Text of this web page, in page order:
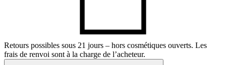
Retours possibles sous 21 jours – hors cosmétiques ouverts. Les
frais de renvoi sont à la charge de l’acheteur.